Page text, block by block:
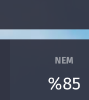
NEM
%85